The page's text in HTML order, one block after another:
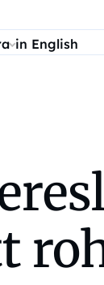
in English